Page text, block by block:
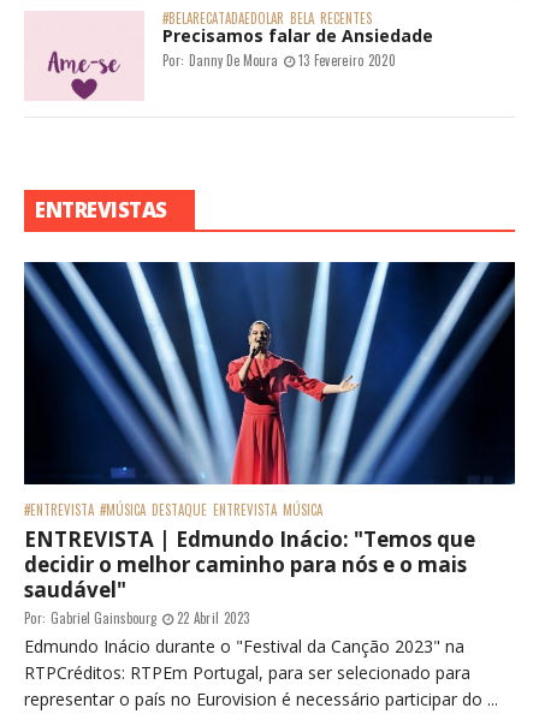
#BELARECATADAEDOLAR BELA RECENTES
Precisamos falar de Ansiedade
Por: Danny De Moura 13 Fevereiro 2020
ENTREVISTAS
#ENTREVISTA #MÚSICA DESTAQUE ENTREVISTA MÚSICA
ENTREVISTA | Edmundo Inácio: "Temos que
decidir o melhor caminho para nós e o mais
saudável"
Por: Gabriel Gainsbourg 22 Abril 2023
Edmundo Inácio durante o "Festival da Canção 2023" na
RTPCréditos: RTPEm Portugal, para ser selecionado para
representar o país no Eurovision é necessário participar do ...